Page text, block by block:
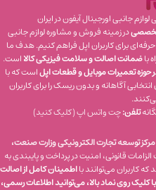
جانبی اورجینال آیفون در ایران
در زمینه فروش و مشاوره لوازم جانبی
برای کاربران اپل فراهم کنیم. هدف ما
باضمانت اصالت و سلامت فیزیکی کالااست.
تعمیرات موبایل و قطعات اپلاست که با
آگاهانه و بدون ریسک را برای کاربران
تلفن:چت واتس‌ اپ (کلیک کنید)
مرکز توسعه تجارت الکترونیکی وزارت صنعت،
قانونی، امنیت در پرداخت و پایبندی به
می‌توانند بااطمینان کامل از اصالت
با کلیک روی نماد بالا، می‌توانید اطلاعات رسمی،